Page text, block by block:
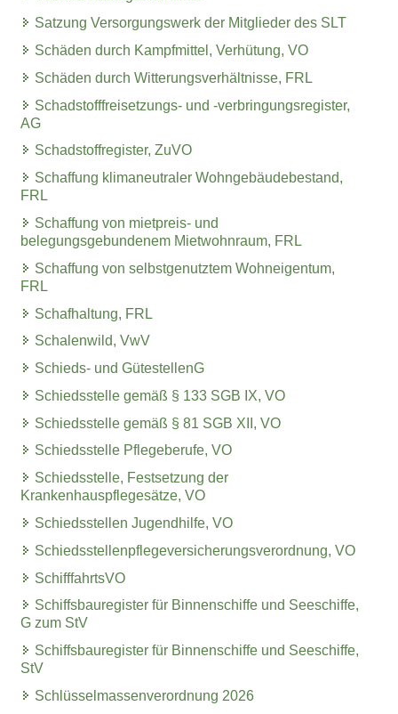
Satzung Versorgungswerk der Mitglieder des SLT
Schäden durch Kampfmittel, Verhütung, VO
Schäden durch Witterungsverhältnisse, FRL
Schadstofffreisetzungs- und -verbringungsregister,
AG
Schadstoffregister, ZuVO
Schaffung klimaneutraler Wohngebäudebestand,
FRL
Schaffung von mietpreis- und
belegungsgebundenem Mietwohnraum, FRL
Schaffung von selbstgenutztem Wohneigentum,
FRL
Schafhaltung, FRL
Schalenwild, VwV
Schieds- und GütestellenG
Schiedsstelle gemäß § 133 SGB IX, VO
Schiedsstelle gemäß § 81 SGB XII, VO
Schiedsstelle Pflegeberufe, VO
Schiedsstelle, Festsetzung der
Krankenhauspflegesätze, VO
Schiedsstellen Jugendhilfe, VO
Schiedsstellenpflegeversicherungsverordnung, VO
SchifffahrtsVO
Schiffsbauregister für Binnenschiffe und Seeschiffe,
G zum StV
Schiffsbauregister für Binnenschiffe und Seeschiffe,
StV
Schlüsselmassenverordnung 2026